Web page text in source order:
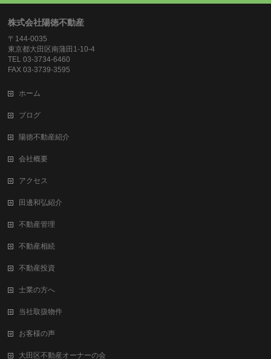
株式会社陽徳不動産
〒144-0035
東京都大田区南蒲田1-10-4
TEL 03-3734-6460
FAX 03-3739-3595
ホーム
ブログ
陽徳不動産紹介
会社概要
アクセス
田邊和弘紹介
不動産管理
不動産相続
不動産投資
士業の方へ
当社取扱物件
お客様の声
大田区不動産オーナーの会